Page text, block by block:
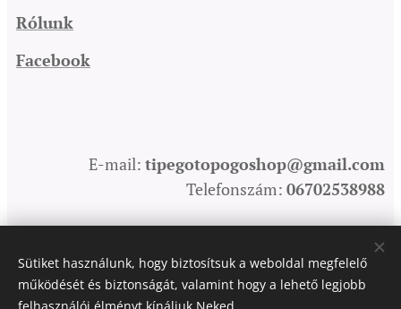
Rólunk
Facebook
E-mail: tipegotopogoshop@gmail.com
Telefonszám: 06702538988
Sütik
Sütiket használunk, hogy biztosítsuk a weboldal megfelelő
működését és biztonságát, valamint hogy a lehető legjobb